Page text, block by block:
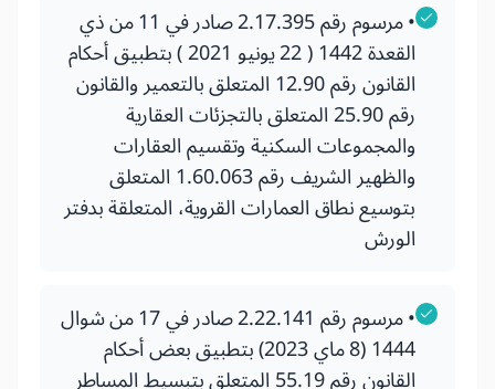
• مرسوم رقم 2.17.395 صادر في 11 من ذي
القعدة 1442 ( 22 يونيو 2021 ) بتطبيق أحكام
القانون رقم 12.90 المتعلق بالتعمير والقانون
رقم 25.90 المتعلق بالتجزئات العقارية
والمجموعات السكنية وتقسيم العقارات
والظهير الشريف رقم 1.60.063 المتعلق
بتوسيع نطاق العمارات القروية، المتعلقة بدفتر
الورش
• مرسوم رقم 2.22.141 صادر في 17 من شوال
1444 (8 ماي 2023) بتطبيق بعض أحكام
القانون رقم 55.19 المتعلق بتبسيط المساطر